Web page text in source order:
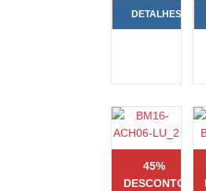
DETALHES
45%
DESCONTO